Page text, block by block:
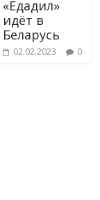
«Едадил»
идёт в
Беларусь
02.02.2023 0